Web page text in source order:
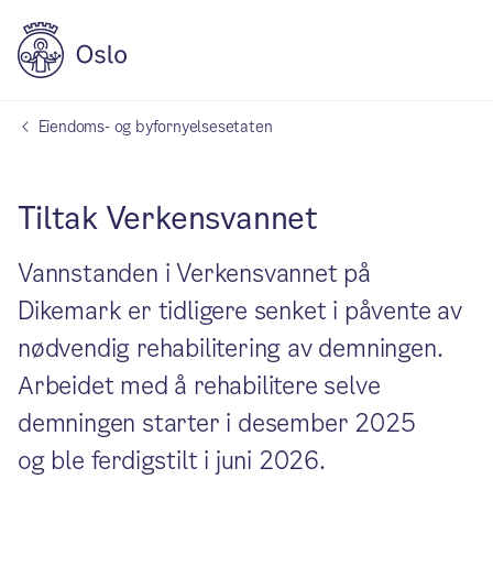
Eiendoms- og byfornyelsesetaten
Tiltak Verkensvannet
Vannstanden i Verkensvannet på
Dikemark er tidligere senket i påvente av
nødvendig rehabilitering av demningen.
Arbeidet med å rehabilitere selve
demningen starter i desember 2025
og ble ferdigstilt i juni 2026.